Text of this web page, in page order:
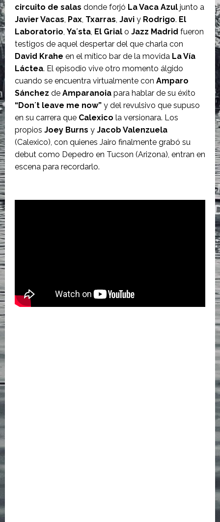
circuito de salas donde forjó La Vaca Azul junto a
Javier Vacas Pax Txarras Javi y Rodrigo. El
Laboratorio Ya´sta El Grial o Jazz Madrid fueron
testigos de aquel despertar del que charla con
David Krahe en el mítico bar de la movida La Vía
Láctea. El episodio vive otro momento álgido
cuando se encuentra virtualmente con Amparo
Sánchez de Amparanoia para hablar de su éxito
“Don´t leave me now” y del revulsivo que supuso
en su carrera que Calexico la versionara. Los
propios Joey Burns y Jacob Valenzuela
(Calexico), con quienes Jairo finalmente grabó su
debut como Depedro en Tucson (Arizona), entran en
escena para recordarlo.